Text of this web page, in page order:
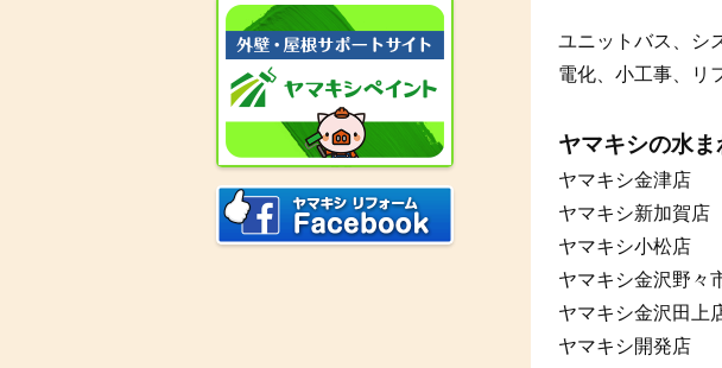
ユニットバス、シ
電化、小工事、リ
ヤマキシの水
ヤマキシ金津店
ヤマキシ新加賀
ヤマキシ小松店
ヤマキシ金沢野
ヤマキシ金沢田
ヤマキシ開発店